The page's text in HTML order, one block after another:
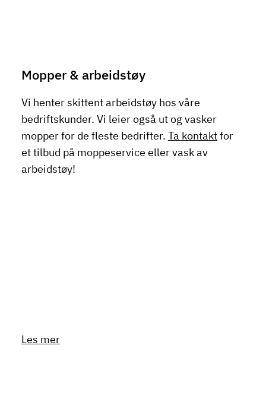
Mopper & arbeidstøy
Vi henter skittent arbeidstøy hos våre
bedriftskunder. Vi leier også ut og vasker
mopper for de fleste bedrifter. Ta kontaktfor
et tilbud på moppeservice eller vask av
arbeidstøy!
Les mer